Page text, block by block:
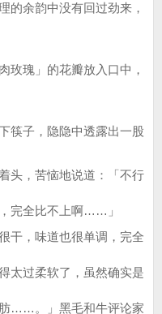
余韵中没有回过劲来，
瑰」的花瓣放入口中，
子，隐隐中透露出一股
，苦恼地说道：「不行
完全比不上啊……」
，味道也很单调，完全
太过柔软了，虽然确实是
……。」黑毛和牛评论家